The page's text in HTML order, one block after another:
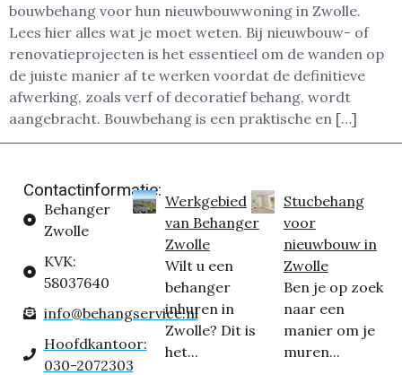
bouwbehang voor hun nieuwbouwwoning in Zwolle.
Lees hier alles wat je moet weten. Bij nieuwbouw- of
renovatieprojecten is het essentieel om de wanden op
de juiste manier af te werken voordat de definitieve
afwerking, zoals verf of decoratief behang, wordt
aangebracht. Bouwbehang is een praktische en […]
Contactinformatie:
Behanger
Zwolle
KVK:
58037640
info@behangservice.nl
Hoofdkantoor:
030-2072303
Werkgebied
van Behanger
Zwolle
Wilt u een
behanger
inhuren in
Zwolle? Dit is
het...
Stucbehang
voor
nieuwbouw in
Zwolle
Ben je op zoek
naar een
manier om je
muren...